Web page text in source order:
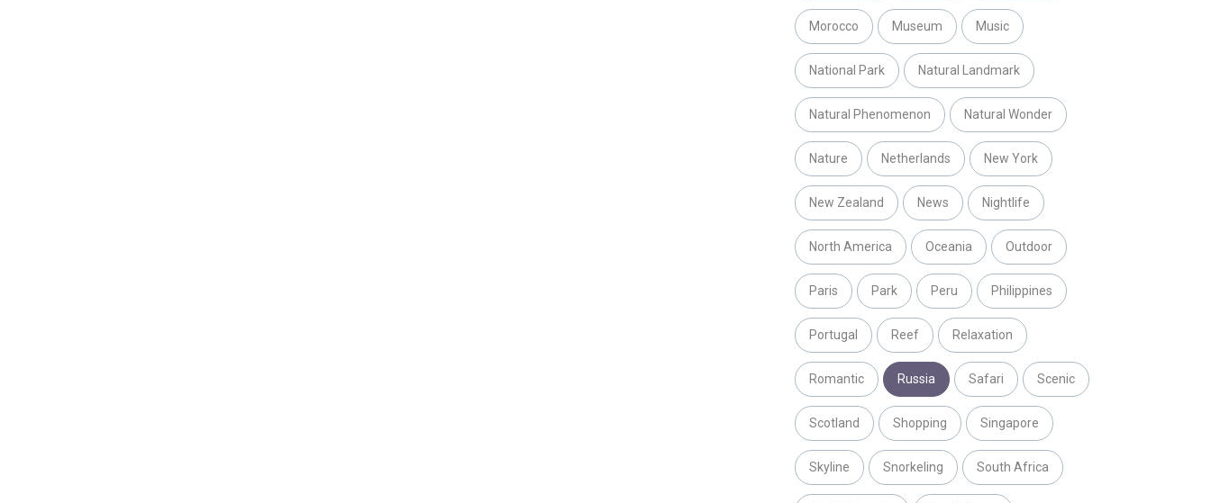
Morocco Museum Music
National Park Natural Landmark
Natural Phenomenon Natural Wonder
Nature Netherlands New York
New Zealand News Nightlife
North America Oceania Outdoor
Paris Park Peru Philippines
Portugal Reef Relaxation
Romantic Russia Safari Scenic
Scotland Shopping Singapore
Skyline Snorkeling South Africa